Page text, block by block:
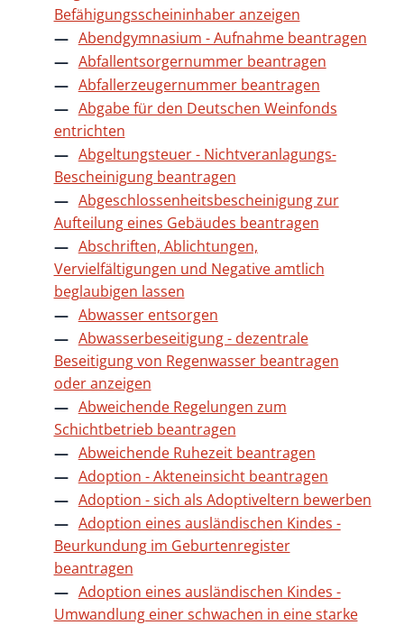
Befähigungsscheininhaber anzeigen
Abendgymnasium - Aufnahme beantragen
Abfallentsorgernummer beantragen
Abfallerzeugernummer beantragen
Abgabe für den Deutschen Weinfonds
entrichten
Abgeltungsteuer - Nichtveranlagungs-
Bescheinigung beantragen
Abgeschlossenheitsbescheinigung zur
Aufteilung eines Gebäudes beantragen
Abschriften, Ablichtungen,
Vervielfältigungen und Negative amtlich
beglaubigen lassen
Abwasser entsorgen
Abwasserbeseitigung - dezentrale
Beseitigung von Regenwasser beantragen
oder anzeigen
Abweichende Regelungen zum
Schichtbetrieb beantragen
Abweichende Ruhezeit beantragen
Adoption - Akteneinsicht beantragen
Adoption - sich als Adoptiveltern bewerben
Adoption eines ausländischen Kindes -
Beurkundung im Geburtenregister
beantragen
Adoption eines ausländischen Kindes -
Umwandlung einer schwachen in eine starke